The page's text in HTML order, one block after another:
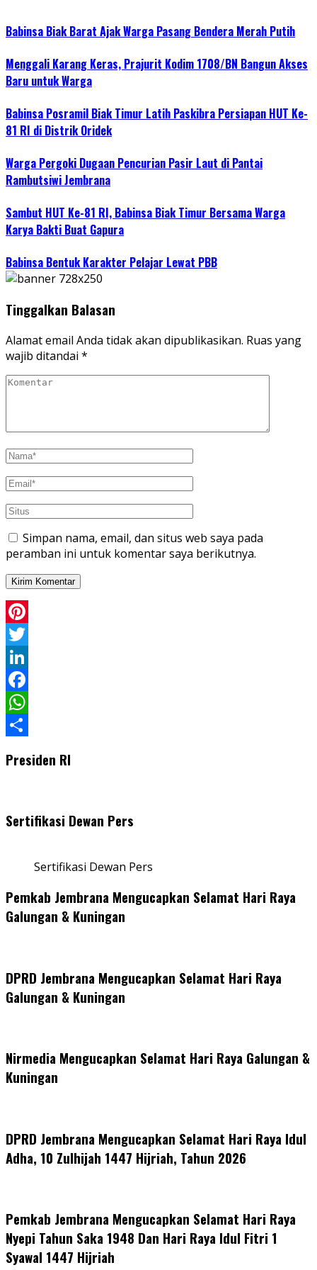
Babinsa Biak Barat Ajak Warga Pasang Bendera Merah Putih
Menggali Karang Keras, Prajurit Kodim 1708/BN Bangun Akses
Baru untuk Warga
Babinsa Posramil Biak Timur Latih Paskibra Persiapan HUT Ke-
81 RI di Distrik Oridek
Warga Pergoki Dugaan Pencurian Pasir Laut di Pantai
Rambutsiwi Jembrana
Sambut HUT Ke-81 RI, Babinsa Biak Timur Bersama Warga
Karya Bakti Buat Gapura
Babinsa Bentuk Karakter Pelajar Lewat PBB
Tinggalkan Balasan
Alamat email Anda tidak akan dipublikasikan. Ruas yang
wajib ditandai *
Simpan nama, email, dan situs web saya pada
peramban ini untuk komentar saya berikutnya.
Pinterest
Twitter
LinkedIn
Facebook
WhatsApp
Presiden RI
Sertifikasi Dewan Pers
Sertifikasi Dewan Pers
Pemkab Jembrana Mengucapkan Selamat Hari Raya
Galungan & Kuningan
DPRD Jembrana Mengucapkan Selamat Hari Raya
Galungan & Kuningan
Nirmedia Mengucapkan Selamat Hari Raya Galungan &
Kuningan
DPRD Jembrana Mengucapkan Selamat Hari Raya Idul
Adha, 10 Zulhijah 1447 Hijriah, Tahun 2026
Pemkab Jembrana Mengucapkan Selamat Hari Raya
Nyepi Tahun Saka 1948 Dan Hari Raya Idul Fitri 1
Syawal 1447 Hijriah